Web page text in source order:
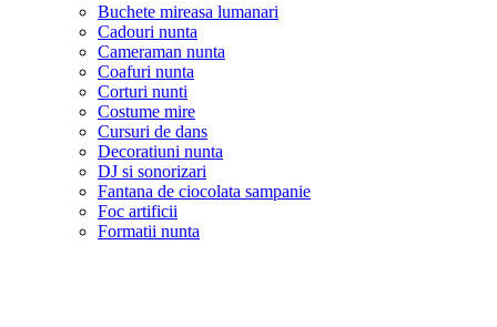
Buchete mireasa lumanari
Cadouri nunta
Cameraman nunta
Coafuri nunta
Corturi nunti
Costume mire
Cursuri de dans
Decoratiuni nunta
DJ si sonorizari
Fantana de ciocolata sampanie
Foc artificii
Formatii nunta